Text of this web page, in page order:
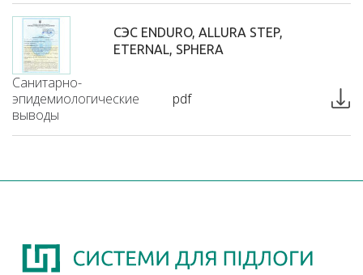
СЭС ENDURO, ALLURA STEP,
ETERNAL, SPHERA
Санитарно-
эпидемиологические
выводы
pdf